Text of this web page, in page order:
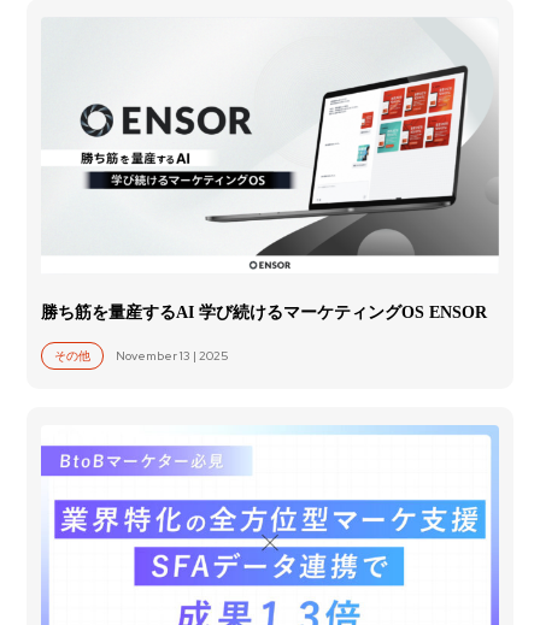
勝ち筋を量産するAI 学び続けるマーケティングOS ENSOR
その他 November 13 | 2025